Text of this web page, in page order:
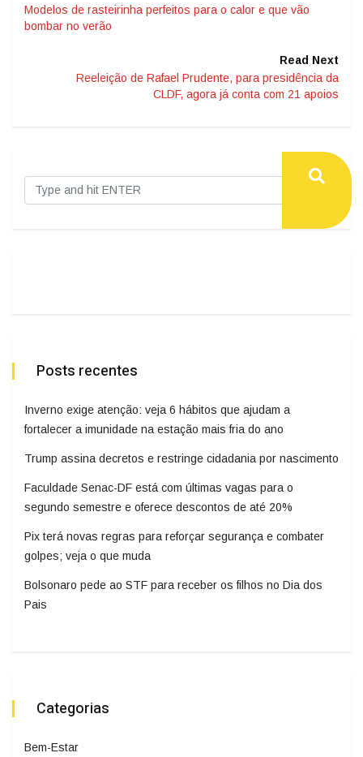
Modelos de rasteirinha perfeitos para o calor e que vão
bombar no verão
Read Next
Reeleição de Rafael Prudente, para presidência da
CLDF, agora já conta com 21 apoios
Posts recentes
Inverno exige atenção: veja 6 hábitos que ajudam a
fortalecer a imunidade na estação mais fria do ano
Trump assina decretos e restringe cidadania por nascimento
Faculdade Senac-DF está com últimas vagas para o
segundo semestre e oferece descontos de até 20%
Pix terá novas regras para reforçar segurança e combater
golpes; veja o que muda
Bolsonaro pede ao STF para receber os filhos no Dia dos
Pais
Categorias
Bem-Estar